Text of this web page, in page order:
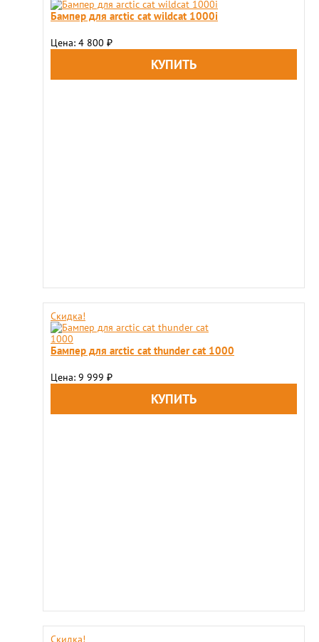
Бампер для arctic cat wildcat 1000i
Цена: 4 800 ₽
Скидка!
Бампер для arctic cat thunder cat 1000
Цена: 9 999 ₽
Скидка!